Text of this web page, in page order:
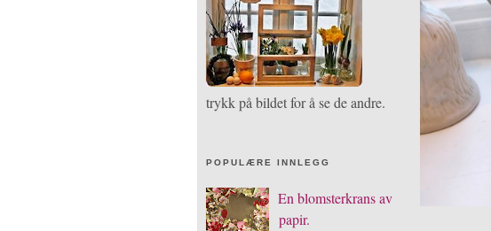
trykk på bildet for å se de andre.
POPULÆRE INNLEGG
En blomsterkrans av
papir.